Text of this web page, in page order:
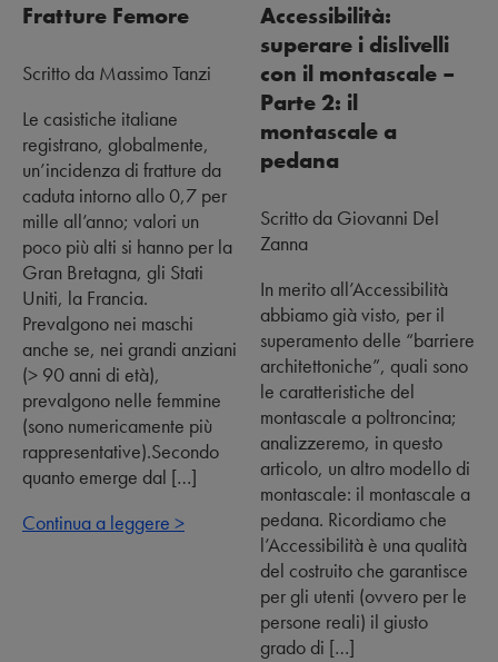
Fratture Femore
Scritto da Massimo Tanzi
Le casistiche italiane
registrano, globalmente,
un’incidenza di fratture da
caduta intorno allo 0,7 per
mille all’anno; valori un
poco più alti si hanno per la
Gran Bretagna, gli Stati
Uniti, la Francia.
Prevalgono nei maschi
anche se, nei grandi anziani
(> 90 anni di età),
prevalgono nelle femmine
(sono numericamente più
rappresentative).Secondo
quanto emerge dal […]
Continua a leggere >
Accessibilità:
superare i dislivelli
con il montascale –
Parte 2: il
montascale a
pedana
Scritto da Giovanni Del
Zanna
In merito all’Accessibilità
abbiamo già visto, per il
superamento delle “barriere
architettoniche”, quali sono
le caratteristiche del
montascale a poltroncina;
analizzeremo, in questo
articolo, un altro modello di
montascale: il montascale a
pedana. Ricordiamo che
l’Accessibilità è una qualità
del costruito che garantisce
per gli utenti (ovvero per le
persone reali) il giusto
grado di […]